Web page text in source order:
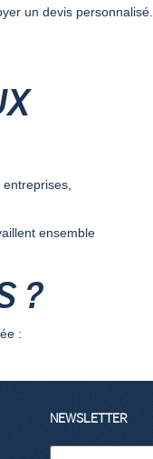
un devis personnalisé.
ensemble
?
:
NEWSLETTER